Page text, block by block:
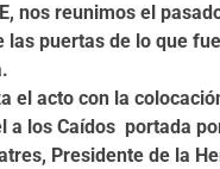
nos reunimos el
las puertas de lo que
el acto con la
a los Caídos portada
Presidente de la